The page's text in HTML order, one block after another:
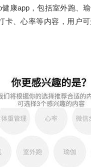
健康app，包括室外跑、
卡、心率等内容，用户